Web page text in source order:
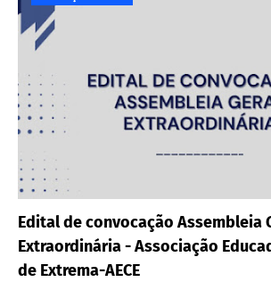
Edital de convocação Assembleia
Extraordinária - Associação
de Extrema-AECE